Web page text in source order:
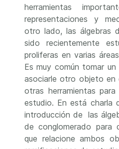
herramientas
representaciones y
otro lado, las álgebras
sido recientemente
proliferas en varias
Es muy común tomar
asociarle otro objeto en
otras herramientas
estudio. En está charla
introducción de las
de conglomerado para
que relacione ambos